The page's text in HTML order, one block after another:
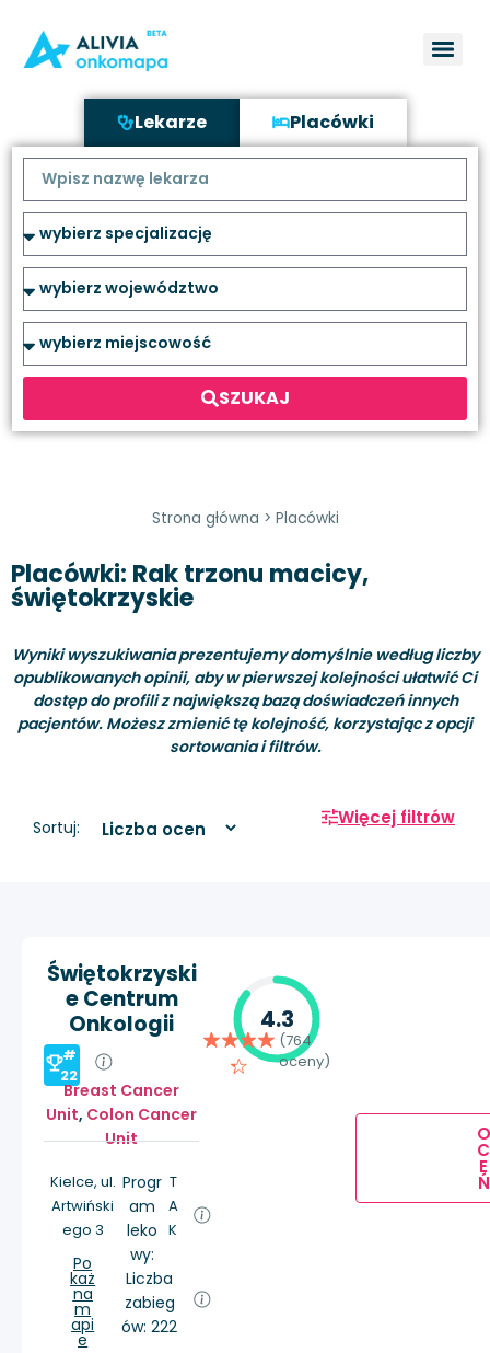
Lekarze Placówki
SZUKAJ
Strona główna > Placówki
Placówki: Rak trzonu macicy,
świętokrzyskie
Wyniki wyszukiwania prezentujemy domyślnie według liczby
opublikowanych opinii, aby w pierwszej kolejności ułatwić Ci
dostęp do profili z największą bazą doświadczeń innych
pacjentów. Możesz zmienić tę kolejność, korzystając z opcji
sortowania i filtrów.
Sortuj: Więcej filtrów
Świętokrzyski
e Centrum
Onkologii
#
22
Breast Cancer
Unit, Colon Cancer
Unit
Kielce, ul.
Artwiński
ego 3
Po
każ
na
m
api
e
Progr
am
leko
wy:
T
A
K
Liczba
zabieg
ów: 222
4.3
(764
oceny)
O
C
E
Ń